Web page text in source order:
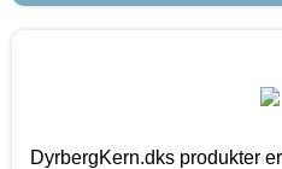
DyrbergKern.dks produkter